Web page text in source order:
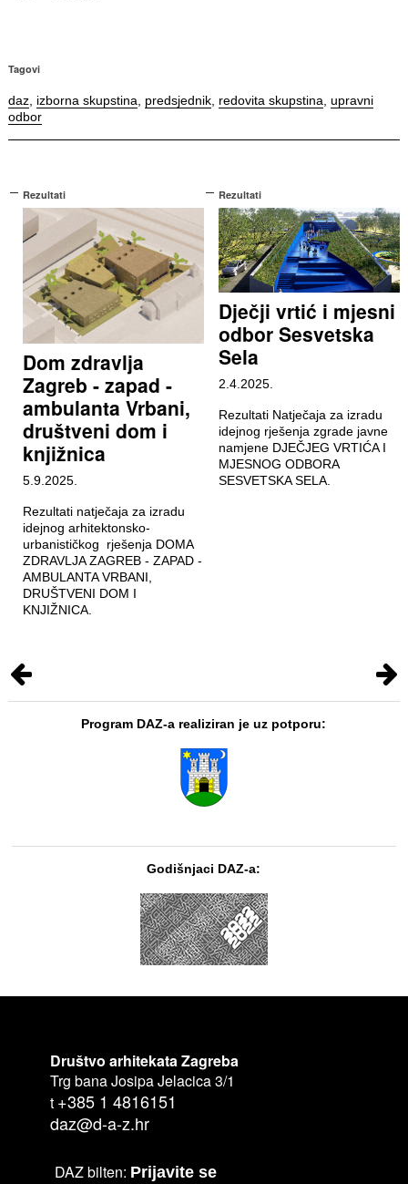
Tagovi
daz, izborna skupstina predsjednik, redovita skupstina upravni
odbor
Rezultati
Dom zdravlja
Zagreb - zapad -
ambulanta Vrbani,
društveni dom i
knjižnica
5.9.2025.
Rezultati natječaja za izradu
idejnog arhitektonsko-
urbanističkog rješenja DOMA
ZDRAVLJA ZAGREB - ZAPAD -
AMBULANTA VRBANI,
DRUŠTVENI DOM I
KNJIŽNICA.
Rezultati
Dječji vrtić i mjesni
odbor Sesvetska
Sela
2.4.2025.
Rezultati Natječaja za izradu
idejnog rješenja zgrade javne
namjene DJEČJEG VRTIĆA I
MJESNOG ODBORA
SESVETSKA SELA.
Program DAZ-a realiziran je uz potporu:
Godišnjaci DAZ-a:
Društvo arhitekata Zagreba
Trg bana Josipa Jelacica 3/1
t +385 1 4816151
daz@d-a-z.hr
DAZ bilten: Prijavite se